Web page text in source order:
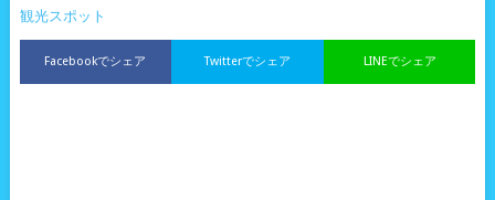
観光スポット
Facebookでシェア LINEでシェア
Twitterでシェア